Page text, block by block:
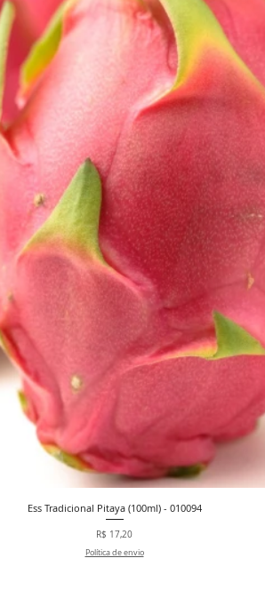
Visualização rápida
Ess Tradicional Pitaya (100ml) - 010094
Preço
R$ 17,20
Política de envio